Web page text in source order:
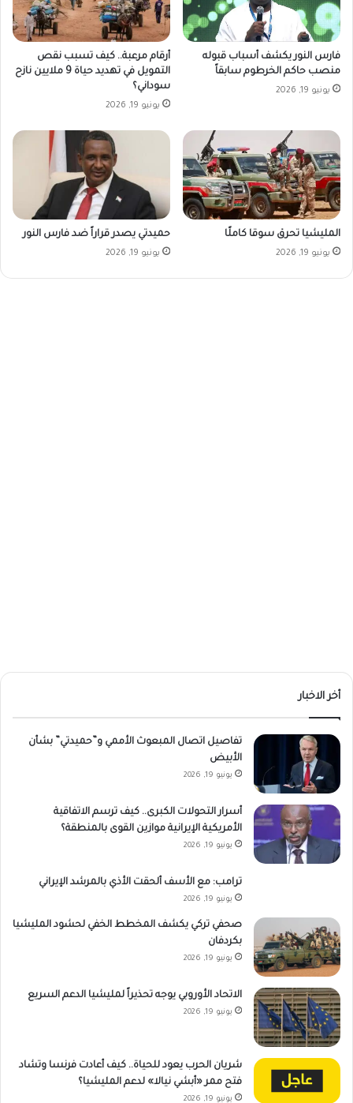
فارس النور يكشف أسباب قبوله
منصب حاكم الخرطوم سابقاً
يونيو 19, 2026
أرقام مرعبة.. كيف تسبب نقص
التمويل في تهديد حياة 9 ملايين نازح
سوداني؟
يونيو 19, 2026
المليشيا تحرق سوقا كاملًا
يونيو 19, 2026
حميدتي يصدر قراراً ضد فارس النور
يونيو 19, 2026
أخر الاخبار
تفاصيل اتصال المبعوث الأممي و”حميدتي” بشأن
الأبيض
يونيو 19, 2026
أسرار التحولات الكبرى.. كيف ترسم الاتفاقية
الأمريكية الإيرانية موازين القوى بالمنطقة؟
يونيو 19, 2026
ترامب: مع الأسف ألحقت الأذي بالمرشد الإيراني
يونيو 19, 2026
صحفي تركي يكشف المخطط الخفي لحشود المليشيا
بكردفان
يونيو 19, 2026
الاتحاد الأوروبي يوجه تحذيراً لمليشيا الدعم السريع
يونيو 19, 2026
شريان الحرب يعود للحياة.. كيف أعادت فرنسا وتشاد
فتح ممر «أبشي نيالا» لدعم المليشيا؟
يونيو 19, 2026